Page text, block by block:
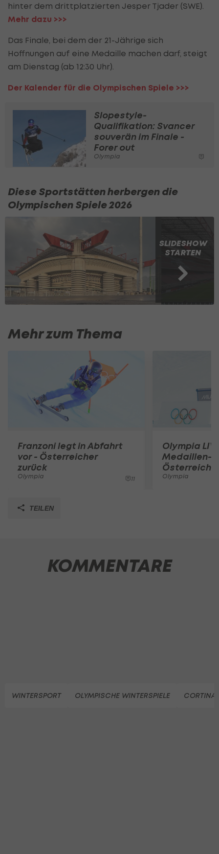
hinter dem drittplatzierten Jesper Tjader (SWE).
Mehr dazu >>>
Das Finale, bei dem der 21-Jährige sich
Hoffnungen auf eine Medaille machen darf, steigt
am Dienstag (ab 12:30 Uhr).
Der Kalender für die Olympischen Spiele >>>
Slopestyle-
Qualifikation: Svancer
souverän im Finale -
Forer out
Olympia
Diese Sportstätten herbergen die
Olympischen Spiele 2026
SLIDESHOW
STARTEN
Mehr zum Thema
Franzoni legt in Abfahrt
vor - Österreicher
zurück
Olympia 11
Olympia
Medaillen-
Österreich
Olympia
TEILEN
KOMMENTARE
WINTERSPORT OLYMPISCHE WINTERSPIELE CORTINA